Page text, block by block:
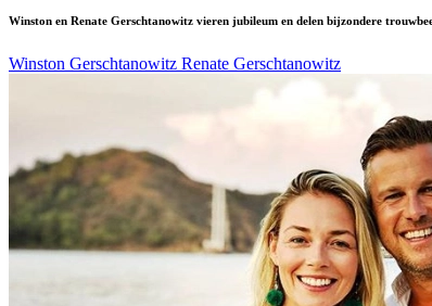
Winston en Renate Gerschtanowitz vieren jubileum en delen bijzondere
Winston Gerschtanowitz Renate Gerschtanowitz